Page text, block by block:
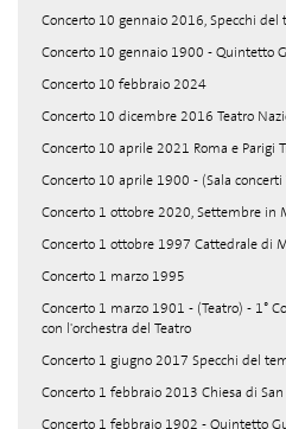
Concerto 10 gennaio 2016, Specchi del
Concerto 10 gennaio 1900 - Quintetto
Concerto 10 febbraio 2024
Concerto 10 dicembre 2016 Teatro
Concerto 10 aprile 2021 Roma e Parigi
Concerto 10 aprile 1900 - (Sala concerti
Concerto 1 ottobre 2020, Settembre in
Concerto 1 ottobre 1997 Cattedrale di
Concerto 1 marzo 1995
Concerto 1 marzo 1901 - (Teatro) - 1°
con l'orchestra del Teatro
Concerto 1 giugno 2017 Specchi del
Concerto 1 febbraio 2013 Chiesa di San
Concerto 1 febbraio 1902 - Quintetto